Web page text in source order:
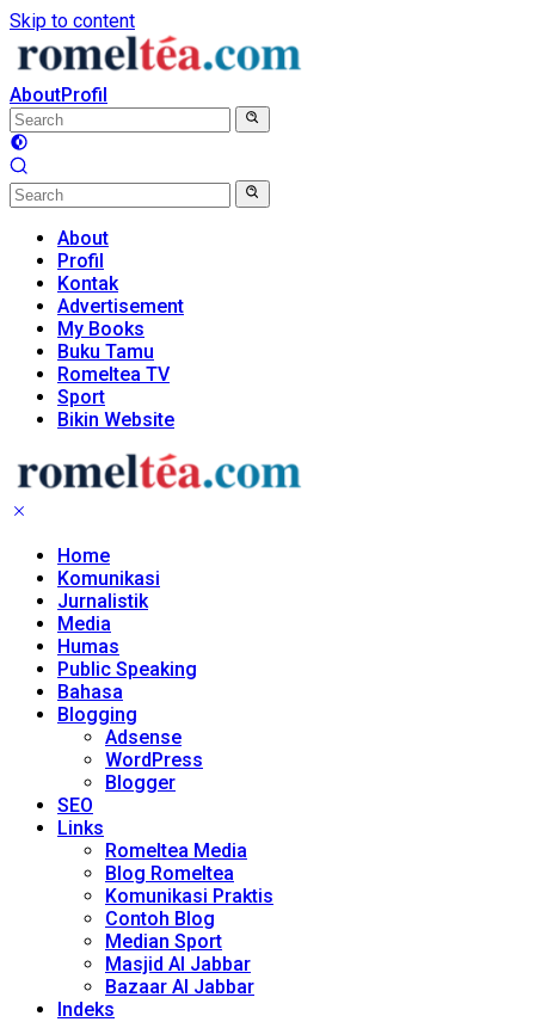
Skip to content
AboutProfil
About
Profil
Kontak
Advertisement
My Books
Buku Tamu
Romeltea TV
Sport
Bikin Website
Home
Komunikasi
Jurnalistik
Media
Humas
Public Speaking
Bahasa
Blogging
Adsense
WordPress
Blogger
SEO
Links
Romeltea Media
Blog Romeltea
Komunikasi Praktis
Contoh Blog
Median Sport
Masjid Al Jabbar
Bazaar Al Jabbar
Indeks